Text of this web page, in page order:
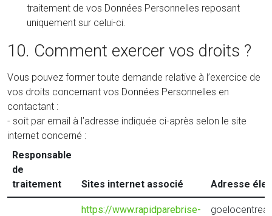
traitement de vos Données Personnelles reposant
uniquement sur celui-ci.
10. Comment exercer vos droits ?
Vous pouvez former toute demande relative à l’exercice de
vos droits concernant vos Données Personnelles en
contactant :
- soit par email à l’adresse indiquée ci-après selon le site
internet concerné :
Responsable
de
traitement
Sites internet associé Adresse
https://www.rapidparebrise-